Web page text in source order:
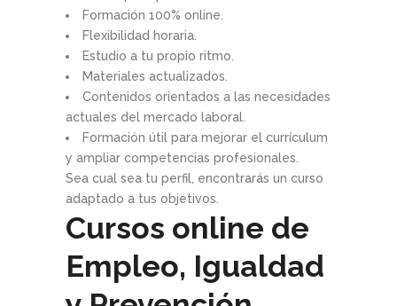
Formación 100% online.
Flexibilidad horaria.
Estudio a tu propio ritmo.
Materiales actualizados.
Contenidos orientados a las necesidades
actuales del mercado laboral.
Formación útil para mejorar el currículum
y ampliar competencias profesionales.
Sea cual sea tu perfil, encontrarás un curso
adaptado a tus objetivos.
Cursos online de
Empleo, Igualdad